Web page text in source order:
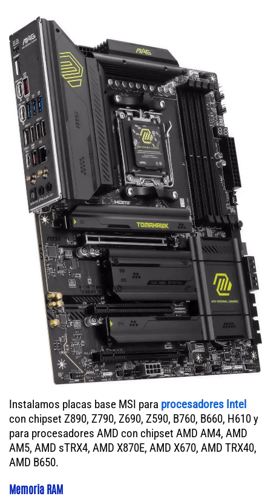
Instalamos placas base MSI para procesadores Intel
con chipset Z890, Z790, Z690, Z590, B760, B660, H610 y
para procesadores AMD con chipset AMD AM4, AMD
AM5, AMD sTRX4, AMD X870E, AMD X670, AMD TRX40,
AMD B650.
Memoria RAM